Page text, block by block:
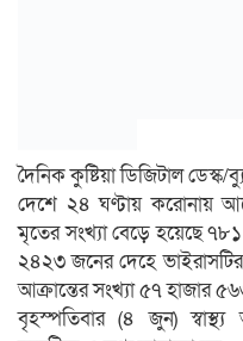
দৈনিক কুষ্টিয়া ডিজিটাল ডেস্ক/
দেশে ২৪ ঘণ্টায় করোনায়
মৃতের সংখ্যা বেড়ে হয়েছে
২৪২৩ জনের দেহে
আক্রান্তের সংখ্যা ৫৭ হাজার
বৃহস্পতিবার (৪ জুন) স্বাস্থ্য